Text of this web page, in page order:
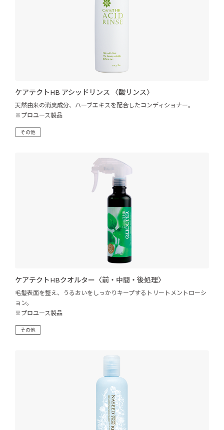
ケアテクトHB アシッドリンス 〈酸リンス〉
天然由来の消臭成分、ハーブエキスを配合したコンディショナー。
※プロユース製品
その他
ケアテクトHBクオルター〈前・中間・後処理〉
毛髪表面を整え、うるおいをしっかりキープするトリートメントローシ
ョン。
※プロユース製品
その他